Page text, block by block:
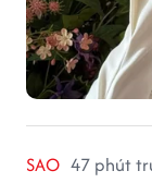
SAO 47 phút